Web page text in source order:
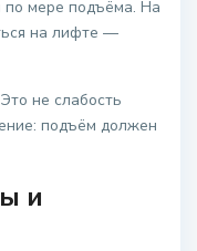
мере подъёма. На
на лифте —
не слабость
подъём должен
и